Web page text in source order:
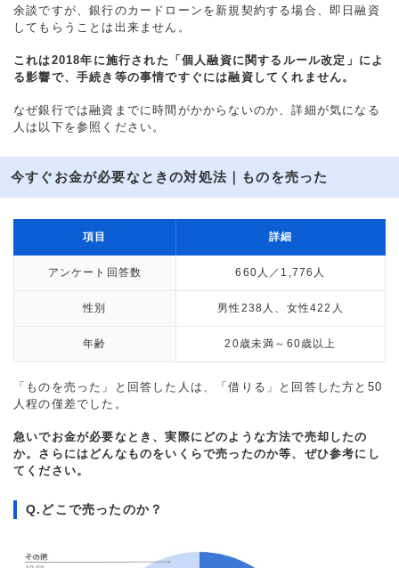
余談ですが、銀行のカードローンを新規契約する場合、即日融資
してもらうことは出来ません。
これは2018年に施行された「個人融資に関するルール改定」によ
る影響で、手続き等の事情ですぐには融資してくれません。
なぜ銀行では融資までに時間がかからないのか、詳細が気になる
人は以下を参照ください。
今すぐお金が必要なときの対処法｜ものを売った
項目 詳細
アンケート回答数 660人／1,776人
性別 男性238人、女性422人
年齢 20歳未満～60歳以上
「ものを売った」と回答した人は、「借りる」と回答した方と50
人程の僅差でした。
急いでお金が必要なとき、実際にどのような方法で売却したの
か。さらにはどんなものをいくらで売ったのか等、ぜひ参考にし
てください。
Q.どこで売ったのか？